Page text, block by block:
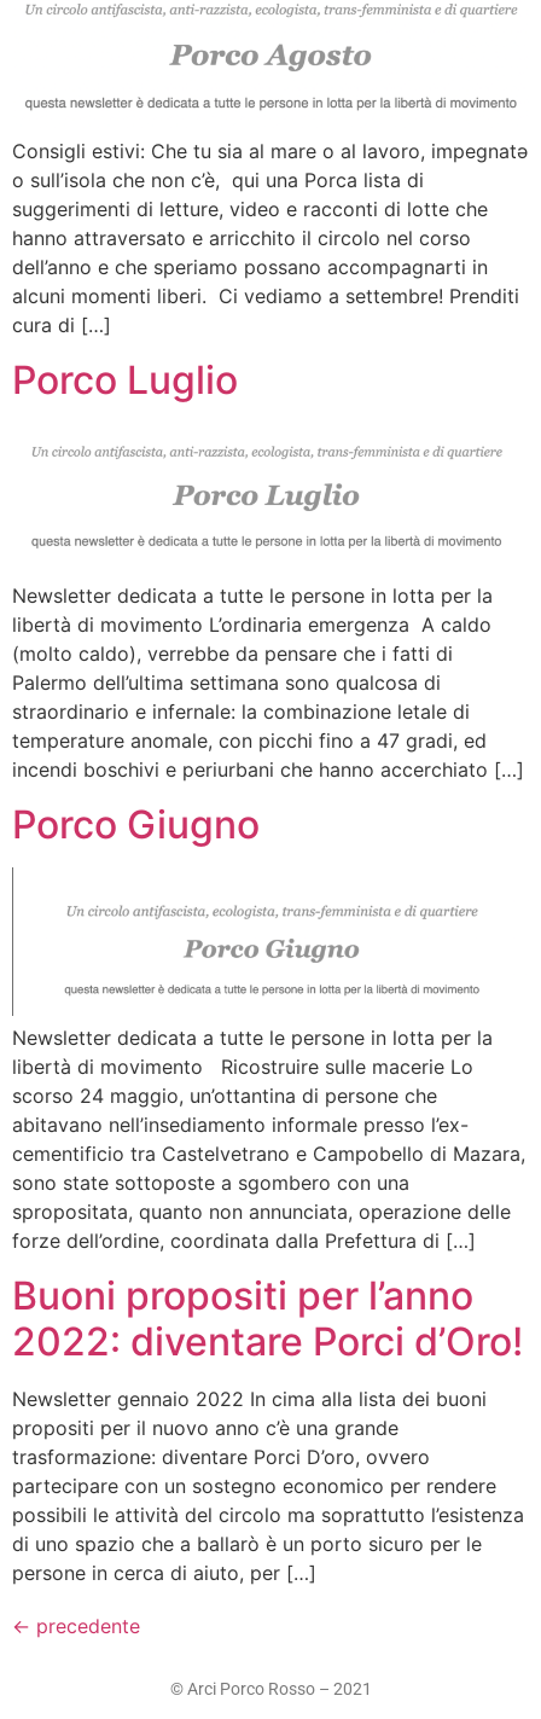
Consigli estivi: Che tu sia al mare o al lavoro, impegnatǝ
o sull’isola che non c’è, qui una Porca lista di
suggerimenti di letture, video e racconti di lotte che
hanno attraversato e arricchito il circolo nel corso
dell’anno e che speriamo possano accompagnarti in
alcuni momenti liberi. Ci vediamo a settembre! Prenditi
cura di […]
Porco Luglio
Newsletter dedicata a tutte le persone in lotta per la
libertà di movimento L’ordinaria emergenza A caldo
(molto caldo), verrebbe da pensare che i fatti di
Palermo dell’ultima settimana sono qualcosa di
straordinario e infernale: la combinazione letale di
temperature anomale, con picchi fino a 47 gradi, ed
incendi boschivi e periurbani che hanno accerchiato […]
Porco Giugno
Newsletter dedicata a tutte le persone in lotta per la
libertà di movimento Ricostruire sulle macerie Lo
scorso 24 maggio, un’ottantina di persone che
abitavano nell’insediamento informale presso l’ex-
cementificio tra Castelvetrano e Campobello di Mazara,
sono state sottoposte a sgombero con una
spropositata, quanto non annunciata, operazione delle
forze dell’ordine, coordinata dalla Prefettura di […]
Buoni propositi per l’anno
2022: diventare Porci d’Oro!
Newsletter gennaio 2022 In cima alla lista dei buoni
propositi per il nuovo anno c’è una grande
trasformazione: diventare Porci D’oro, ovvero
partecipare con un sostegno economico per rendere
possibili le attività del circolo ma soprattutto l’esistenza
di uno spazio che a ballarò è un porto sicuro per le
persone in cerca di aiuto, per […]
← precedente
© Arci Porco Rosso – 2021